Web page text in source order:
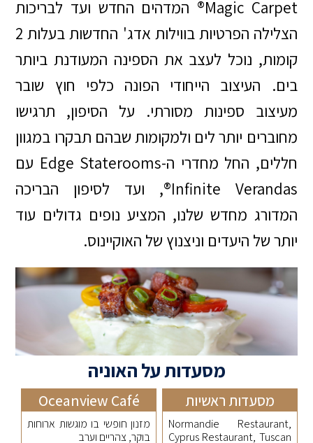
Magic Carpet® המדהים החדש ועד לבריכות
הצלילה הפרטיות בווילות אדג' החדשות בעלות 2
קומות, נוכל לעצב את הספינה המעודנת ביותר
בים. העיצוב הייחודי הפונה כלפי חוץ שובר
מעיצוב ספינות מסורתי. על הסיפון, תרגישו
מחוברים יותר לים ולמקומות שבהם תבקרו במגוון
חללים, החל מחדרי ה-Edge Staterooms עם
Infinite Verandas®, ועד לסיפון הבריכה
המדורג מחדש שלנו, המציע נופים גדולים עוד
יותר של היעדים וניצנוץ של האוקיינוס.
מסעדות על האוניה
מסעדות ראשיות
Normandie Restaurant,
Cyprus Restaurant, Tuscan
Oceanview Café
מזנון חופשי בו מוגשות ארוחות
בוקר, צהריים וערב